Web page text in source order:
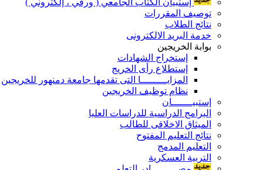
توصيف المقررات
نتائج الطلاب
خدمة البريد الالكترونى
بوابة الخريجين
إستخراج الشهادات
إستطلاع رأى الخريج
المزايـــــــــا التى تقدمها جامعة دمنهور للخريجين
نظام توظيف الخريجين
إستبيـــــــان
البرامج الدراسية للدراسات العليا
الميثاق الاخلاقى للطالب
نتائج التعليم المفتوح
التعليم المدمج
التربية العسكرية